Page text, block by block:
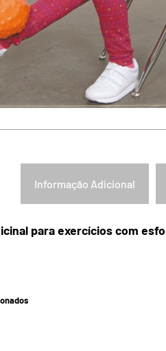
Informação Adicional
para exercícios com